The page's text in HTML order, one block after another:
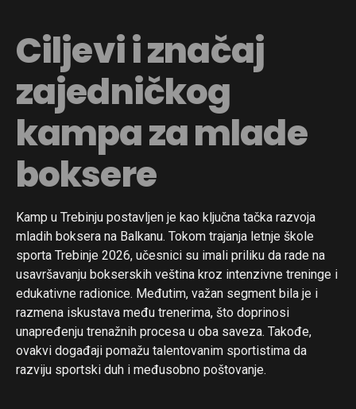
Ciljevi i značaj
zajedničkog
kampa za mlade
boksere
Kamp u Trebinju postavljen je kao ključna tačka razvoja
mladih boksera na Balkanu. Tokom trajanja letnje škole
sporta Trebinje 2026, učesnici su imali priliku da rade na
usavršavanju bokserskih veština kroz intenzivne treninge i
edukativne radionice. Međutim, važan segment bila je i
razmena iskustava među trenerima, što doprinosi
unapređenju trenažnih procesa u oba saveza. Takođe,
ovakvi događaji pomažu talentovanim sportistima da
razviju sportski duh i međusobno poštovanje.